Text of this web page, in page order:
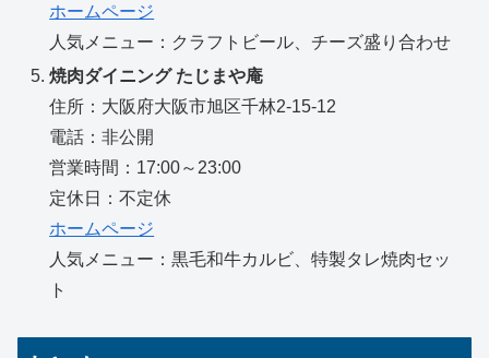
ホームページ
人気メニュー：クラフトビール、チーズ盛り合わせ
焼肉ダイニング たじまや庵
住所：大阪府大阪市旭区千林2-15-12
電話：非公開
営業時間：17:00～23:00
定休日：不定休
ホームページ
人気メニュー：黒毛和牛カルビ、特製タレ焼肉セッ
ト